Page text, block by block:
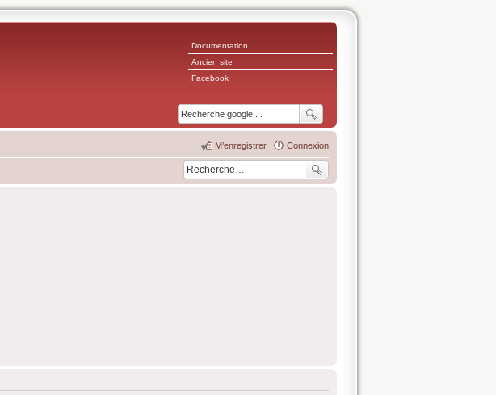
Documentation
Ancien site
Facebook
Connexion
M’enregistrer